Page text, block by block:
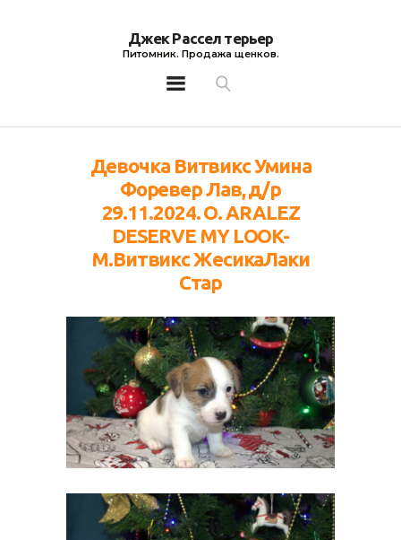
Джек Рассел терьер
Питомник. Продажа щенков.
Девочка Витвикс Умина
Форевер Лав, д/р
29.11.2024. О. АRALEZ
DESERVE MY LOOK-
М.Витвикс ЖесикаЛаки
Стар
Джек Рассел терьер
Питомник. Продажа щенков.